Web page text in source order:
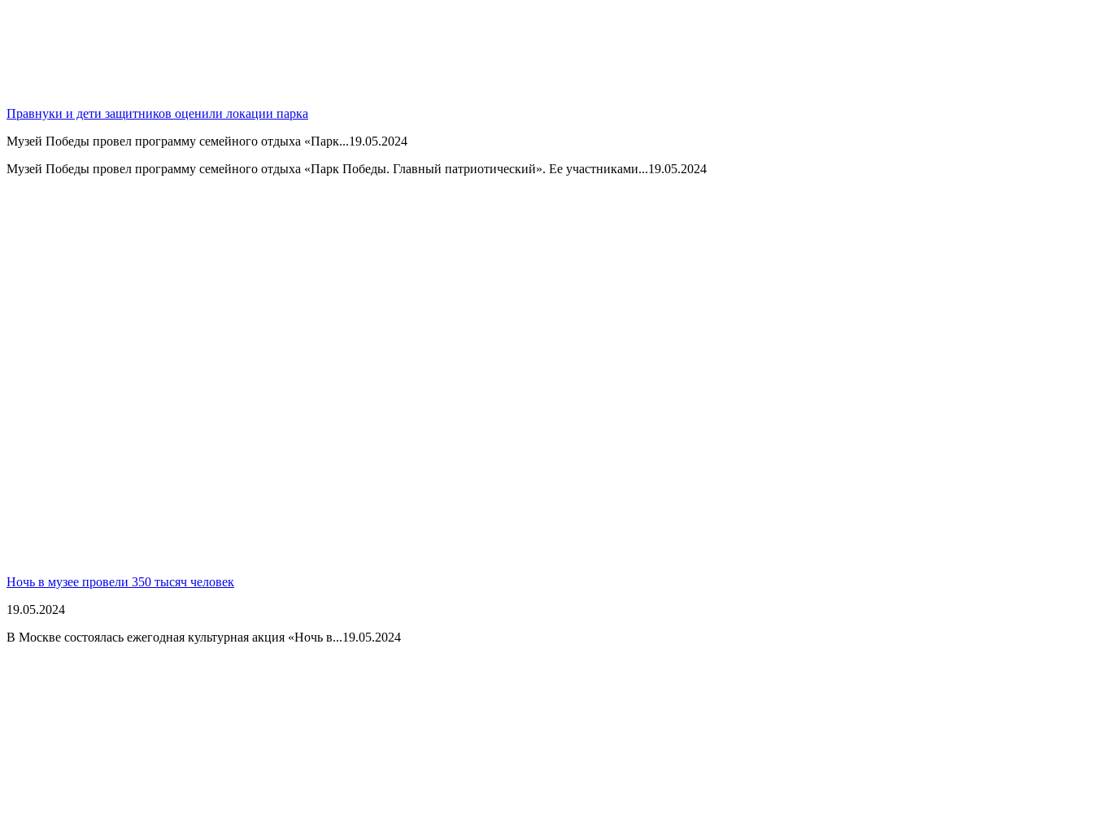
Правнуки и дети защитников оценили локации парка
Музей Победы провел программу семейного отдыха «Парк...19.05.2024
Музей Победы провел программу семейного отдыха «Парк Победы. Главный патриотический». Ее участниками...19.05.2024
Ночь в музее провели 350 тысяч человек
19.05.2024
В Москве состоялась ежегодная культурная акция «Ночь в...19.05.2024